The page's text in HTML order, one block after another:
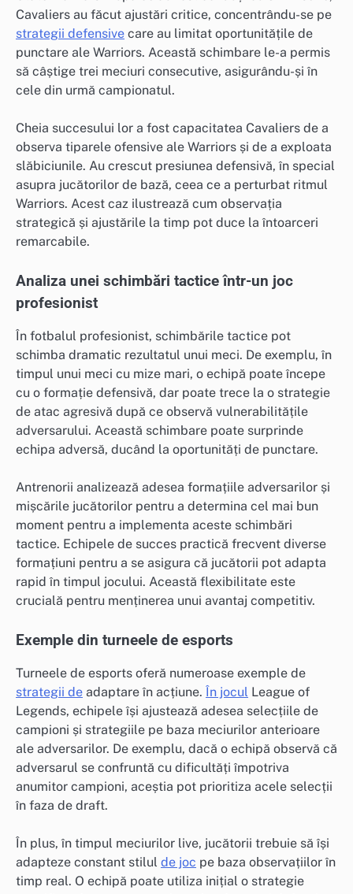
Cavaliers au făcut ajustări critice, concentrându-se pe
strategii defensive care au limitat oportunitățile de
punctare ale Warriors. Această schimbare le-a permis
să câștige trei meciuri consecutive, asigurându-și în
cele din urmă campionatul.
Cheia succesului lor a fost capacitatea Cavaliers de a
observa tiparele ofensive ale Warriors și de a exploata
slăbiciunile. Au crescut presiunea defensivă, în special
asupra jucătorilor de bază, ceea ce a perturbat ritmul
Warriors. Acest caz ilustrează cum observația
strategică și ajustările la timp pot duce la întoarceri
remarcabile.
Analiza unei schimbări tactice într-un joc
profesionist
În fotbalul profesionist, schimbările tactice pot
schimba dramatic rezultatul unui meci. De exemplu, în
timpul unui meci cu mize mari, o echipă poate începe
cu o formație defensivă, dar poate trece la o strategie
de atac agresivă după ce observă vulnerabilitățile
adversarului. Această schimbare poate surprinde
echipa adversă, ducând la oportunități de punctare.
Antrenorii analizează adesea formațiile adversarilor și
mișcările jucătorilor pentru a determina cel mai bun
moment pentru a implementa aceste schimbări
tactice. Echipele de succes practică frecvent diverse
formațiuni pentru a se asigura că jucătorii pot adapta
rapid în timpul jocului. Această flexibilitate este
crucială pentru menținerea unui avantaj competitiv.
Exemple din turneele de esports
Turneele de esports oferă numeroase exemple de
strategii de adaptare în acțiune. În jocul League of
Legends, echipele își ajustează adesea selecțiile de
campioni și strategiile pe baza meciurilor anterioare
ale adversarilor. De exemplu, dacă o echipă observă că
adversarul se confruntă cu dificultăți împotriva
anumitor campioni, aceștia pot prioritiza acele selecții
în faza de draft.
În plus, în timpul meciurilor live, jucătorii trebuie să își
adapteze constant stilul de joc pe baza observațiilor în
timp real. O echipă poate utiliza inițial o strategie